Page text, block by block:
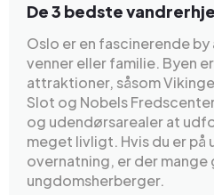
De 3 bedste
Oslo er en fascinerende
venner eller familie. Byen
attraktioner, såsom
Slot og Nobels
og udendørsarealer at
meget livligt. Hvis du er
overnatning, er der mange
ungdomsherberger.